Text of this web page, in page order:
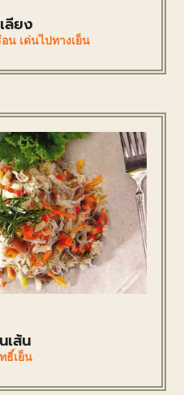
ลียง
น เด่นไปทางเย็น
เส้น
ธิ์เย็น